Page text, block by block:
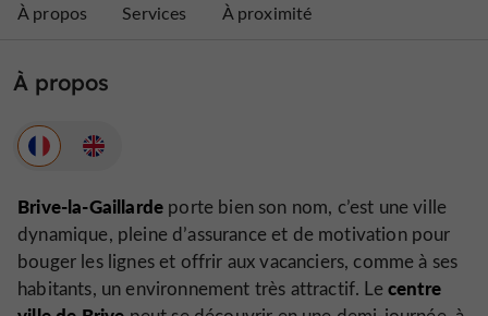
À propos Services À proximité
À propos
Brive-la-Gaillarde porte bien son nom, c’est une ville
dynamique, pleine d’assurance et de motivation pour
bouger les lignes et offrir aux vacanciers, comme à ses
habitants, un environnement très attractif. Lecentre